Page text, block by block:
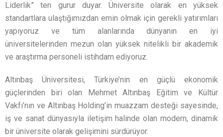
Liderlik” ten gurur duyar. Üniversite olarak en yüksek
standartlara ulaştığımızdan emin olmak için gerekli yatırımları
yapıyoruz ve tüm alanlarında dünyanın en iyi
üniversitelerinden mezun olan yüksek nitelikli bir akademik
ve araştırma personeli istihdam ediyoruz.
Altınbaş Üniversitesi, Türkiye’nin en güçlü ekonomik
güçlerinden biri olan Mehmet Altınbaş Eğitim ve Kültür
Vakfı’nın ve Altınbaş Holding’in muazzam desteği sayesinde,
iş ve sanat dünyasıyla iletişim halinde olan modern, dinamik
bir üniversite olarak gelişimini sürdürüyor.